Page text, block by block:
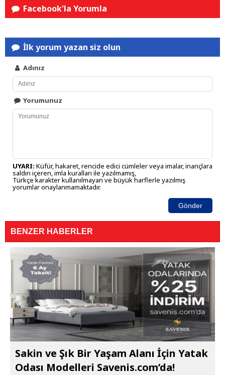
Facebook'la Yorumla
İlk yorum yazan siz olun
Adınız
Yorumunuz
UYARI: Küfür, hakaret, rencide edici cümleler veya imalar, inançlara
saldırı içeren, imla kuralları ile yazılmamış,
Türkçe karakter kullanılmayan ve büyük harflerle yazılmış
yorumlar onaylanmamaktadır.
Gönder
BENZER HABERLER
Sakin ve Şık Bir Yaşam Alanı İçin Yatak
Odası Modelleri Savenis.com’da!